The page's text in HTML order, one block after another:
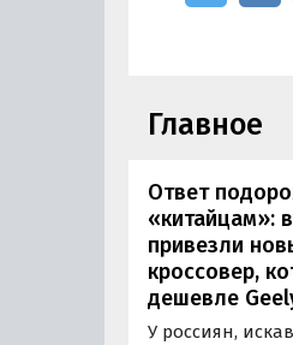
Главное
Ответ
«китайцам»:
привезли
кроссовер,
дешевле
У россиян,